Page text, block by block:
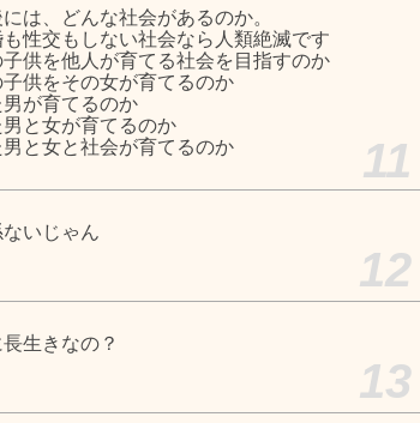
は、どんな社会があるのか。
も性交もしない社会なら人類絶滅です
子供を他人が育てる社会を目指すのか
子供をその女が育てるのか
男が育てるのか
男と女が育てるのか
男と女と社会が育てるのか
11
いじゃん
12
生きなの？
13